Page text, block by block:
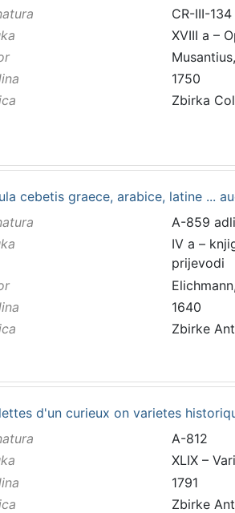
CR-III-134
XVIII a –
1750
Zbirka
cebetis graece, arabice, latine ...
A-859
IV a –
prijevodi
1640
Zbirke
d'un curieux on varietes
A-812
XLIX –
1791
Zbirke